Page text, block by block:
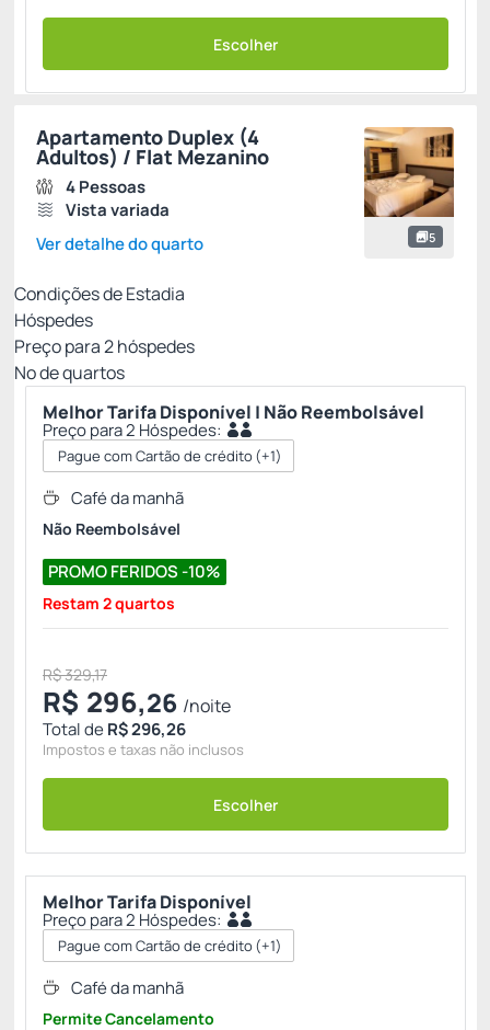
Escolher
5
Apartamento Duplex (4
Adultos) / Flat Mezanino
4 Pessoas
Vista variada
Ver detalhe do quarto
Condições de Estadia
Hóspedes
Preço para2hóspedes
Nº de quartos
Melhor Tarifa Disponível | Não Reembolsável
Preço para 2 Hóspedes:
Pague com Cartão de crédito(+1)
PROMO FERIDOS -10%
Café da manhã
Não Reembolsável
Restam 2 quartos
R$ 329,17
R$ 296,26 /noite
Total deR$ 296,26
Impostos e taxas não inclusos
Escolher
Melhor Tarifa Disponível
Preço para 2 Hóspedes:
Pague com Cartão de crédito(+1)
Café da manhã
Permite Cancelamento